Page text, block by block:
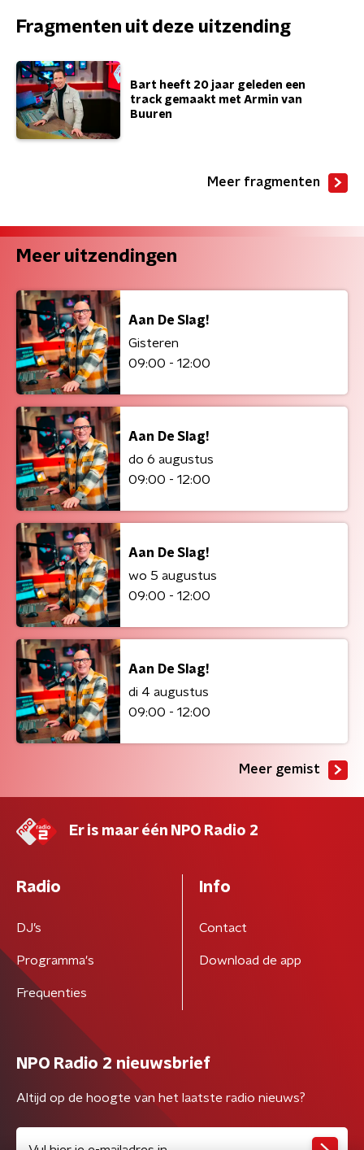
Fragmenten uit deze uitzending
Bart heeft 20 jaar geleden een
track gemaakt met Armin van
Buuren
Meer fragmenten
Meer uitzendingen
Aan De Slag!
Gisteren
09:00 - 12:00
Aan De Slag!
do 6 augustus
09:00 - 12:00
Aan De Slag!
wo 5 augustus
09:00 - 12:00
Aan De Slag!
di 4 augustus
09:00 - 12:00
Meer gemist
Er is maar één NPO Radio 2
Radio
DJ’s
Programma's
Frequenties
Info
Contact
Download de app
NPO Radio 2 nieuwsbrief
Altijd op de hoogte van het laatste radio nieuws?